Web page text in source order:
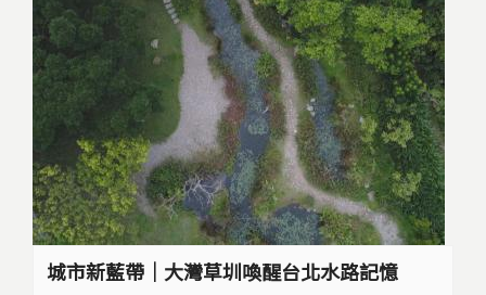
城市新藍帶｜大灣草圳喚醒台北水路記憶